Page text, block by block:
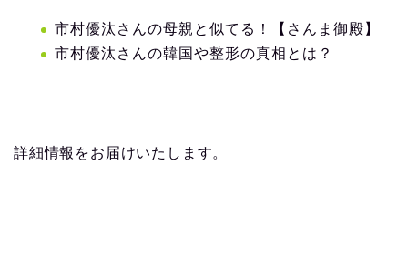
市村優汰さんの母親と似てる！【さんま御殿】
市村優汰さんの韓国や整形の真相とは？
詳細情報をお届けいたします。